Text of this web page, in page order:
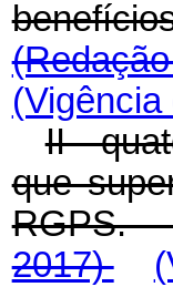
II -
que
2017)